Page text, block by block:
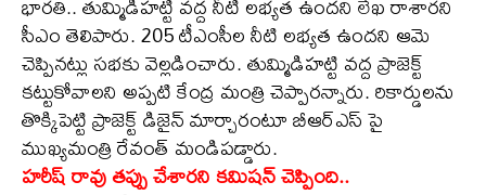
సీఎం తెలిపారు. 205 టీఎంసీల నీటి లభ్యత ఉందని ఆమె
చెప్పినట్లు సభకు వెల్లడించారు. తుమ్మిడిహట్టి వద్ద ప్రాజెక్ట్
కట్టుకోవాలని అప్పటి కేంద్ర మంత్రి చెప్పారన్నారు. రికార్డులను
తొక్కిపెట్టి ప్రాజెక్ట్ డిజైన్ మార్చారంటూ బీఆర్ఎస్ పై
ముఖ్యమంత్రి రేవంత్ మండిపడ్డారు.
హరీష్ రావు తప్పు చేశారని కమిషన్ చెప్పింది..